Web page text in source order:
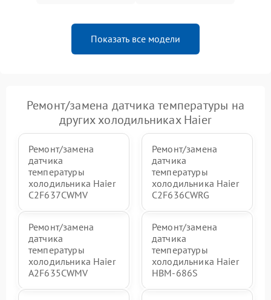
Показать все модели
Ремонт/замена датчика температуры на
других холодильниках Haier
Ремонт/замена
датчика
температуры
холодильника Haier
C2F637CWMV
Ремонт/замена
датчика
температуры
холодильника Haier
C2F636CWRG
Ремонт/замена
датчика
температуры
холодильника Haier
A2F635CWMV
Ремонт/замена
датчика
температуры
холодильника Haier
HBM-686S